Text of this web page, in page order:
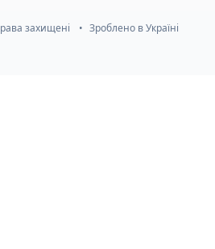
захищені • Зроблено в Україні